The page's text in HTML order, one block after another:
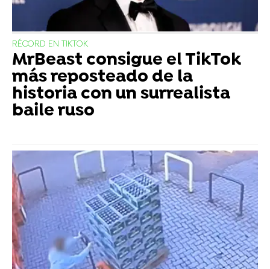
RÉCORD EN TIKTOK
MrBeast consigue el TikTok
más reposteado de la
historia con un surrealista
baile ruso